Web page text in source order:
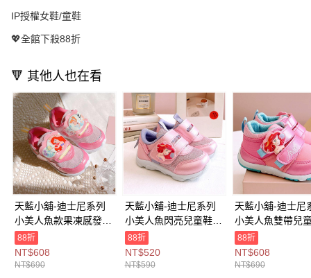
IP授權女鞋/童鞋
💖全館下殺88折
🔻 其他人也在看
天藍小舖-迪士尼系列
小美人魚款果凍感發光
兒童鞋-單1
款-$690【A27270320
】
88折
NT$608
NT$690
天藍小舖-迪士尼系列
小美人魚閃亮兒童鞋-
單1
款-$590【A27270429
】
88折
NT$520
NT$590
天藍小舖-迪士尼
小美人魚雙帶兒
單1
款-$690【
】
88折
NT$608
NT$690